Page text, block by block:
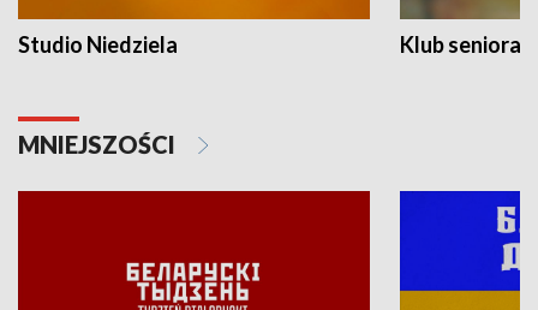
Studio Niedziela Klub seniora
MNIEJSZOŚCI